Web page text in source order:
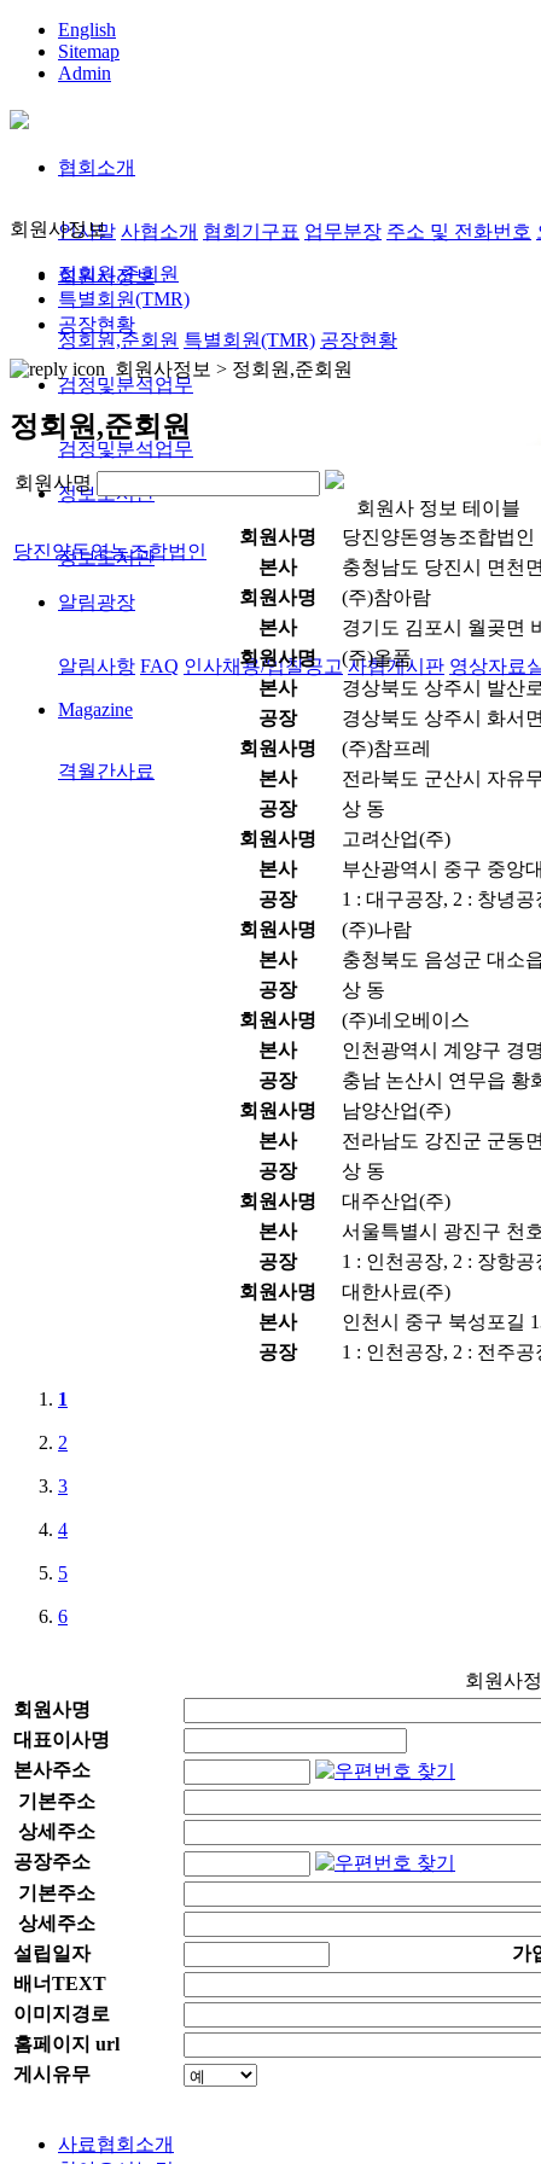
English
Sitemap
Admin
협회소개
인사말 사협소개 협회기구표 업무분장 주소 및 전화번호
회원사정보
정회원,준회원 특별회원(TMR) 공장현황
검정및분석업무
검정및분석업무
정보도서관
정보도서관
알림광장
알림사항 FAQ 인사채용/입찰공고 사협게시판 영상자료
Magazine
격월간사료
회원사정보
정회원,준회원
특별회원(TMR)
공장현황
회원사정보 > 정회원,준회원
정회원,준회원
회원사명
회원사 정보 테이블
당진양돈영농조합법인
회원사명
당진양돈영농조합법인
본사
충청남도 당진시 면천
회원사명
(주)참아람
본사
경기도 김포시 월곶면
회원사명
(주)올품
본사
경상북도 상주시 발산
공장
경상북도 상주시 화서
회원사명
(주)참프레
본사
전라북도 군산시 자유
공장
상 동
회원사명
고려산업(주)
본사
부산광역시 중구 중앙
공장
1 : 대구공장, 2 : 창녕공
회원사명
(주)나람
본사
충청북도 음성군 대소
공장
상 동
회원사명
(주)네오베이스
본사
인천광역시 계양구 경
공장
충남 논산시 연무읍 황
회원사명
남양산업(주)
본사
전라남도 강진군 군동
공장
상 동
회원사명
대주산업(주)
본사
서울특별시 광진구 천
공장
1 : 인천공장, 2 : 장항공
회원사명
대한사료(주)
본사
인천시 중구 북성포길
공장
1 : 인천공장, 2 : 전주
1
2
3
4
5
6
회원사
회원사명
대표이사명
본사주소
기본주소
상세주소
공장주소
기본주소
상세주소
설립일자
가
배너TEXT
이미지경로
홈페이지 url
게시유무
사료협회소개